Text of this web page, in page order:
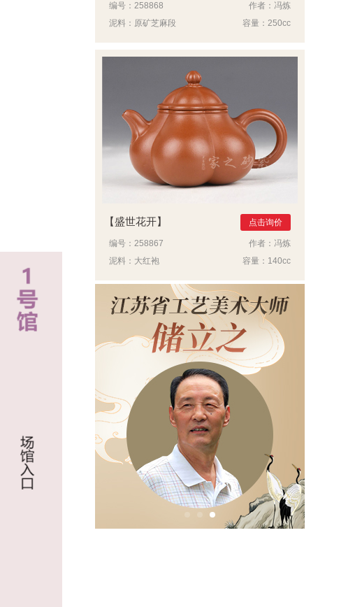
编号： 258868 作者： 冯炼
泥料： 原矿芝麻段 容量： 250cc
盛世花开 点击询价
编号： 258867 作者： 冯炼
泥料： 大红袍 容量： 140cc